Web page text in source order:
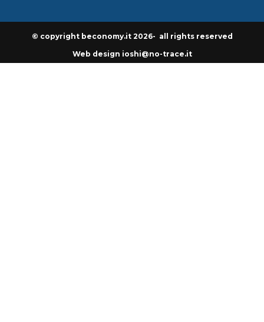
© copyright beconomy.it 2026- all rights reserved
Web design ioshi@no-trace.it